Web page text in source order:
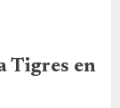
Tigres en